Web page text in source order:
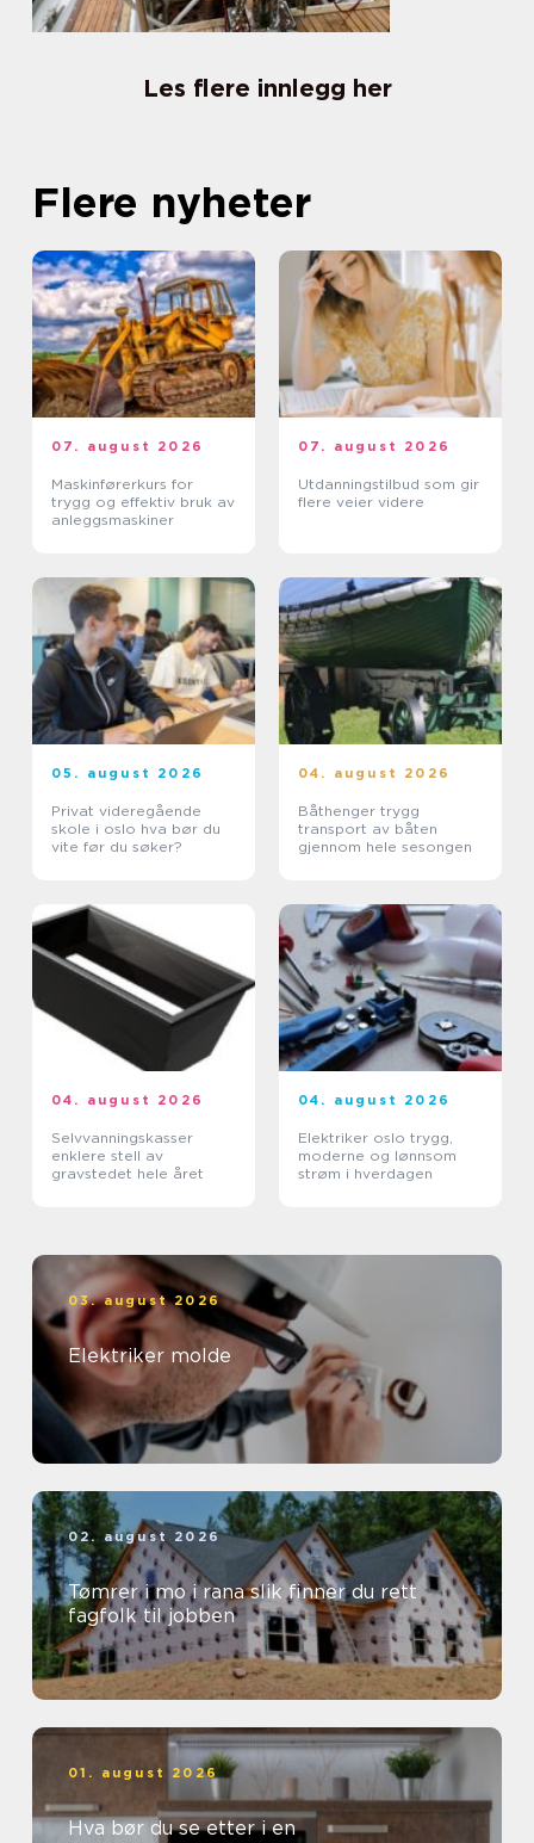
Les flere innlegg her
Flere nyheter
07. august 2026
Maskinførerkurs for
trygg og effektiv bruk av
anleggsmaskiner
07. august 2026
Utdanningstilbud som gir
flere veier videre
05. august 2026
Privat videregående
skole i oslo hva bør du
vite før du søker?
04. august 2026
Båthenger trygg
transport av båten
gjennom hele sesongen
04. august 2026
Selvvanningskasser
enklere stell av
gravstedet hele året
04. august 2026
Elektriker oslo trygg,
moderne og lønnsom
strøm i hverdagen
03. august 2026
Elektriker molde
02. august 2026
Tømrer i mo i rana slik finner du rett
fagfolk til jobben
01. august 2026
Hva bør du se etter i en